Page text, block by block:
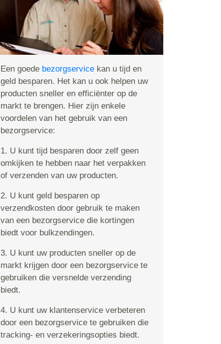
Een goede bezorgservice kan u tijd en
geld besparen. Het kan u ook helpen uw
producten sneller en efficiënter op de
markt te brengen. Hier zijn enkele
voordelen van het gebruik van een
bezorgservice:
1. U kunt tijd besparen door zelf geen
omkijken te hebben naar het verpakken
of verzenden van uw producten.
2. U kunt geld besparen op
verzendkosten door gebruik te maken
van een bezorgservice die kortingen
biedt voor bulkzendingen.
3. U kunt uw producten sneller op de
markt krijgen door een bezorgservice te
gebruiken die versnelde verzending
biedt.
4. U kunt uw klantenservice verbeteren
door een bezorgservice te gebruiken die
tracking- en verzekeringsopties biedt.